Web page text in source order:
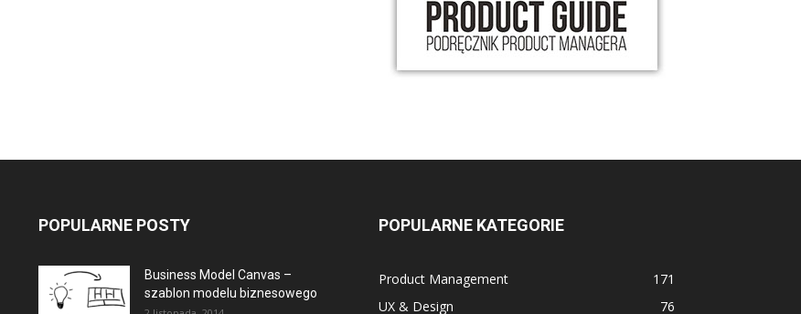
POPULARNE POSTY
Business Model Canvas –
szablon modelu biznesowego
POPULARNE KATEGORIE
Product Management
171
UX & Design
76